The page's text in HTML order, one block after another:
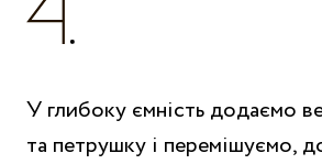
У глибоку ємність додаємо
та петрушку і перемішуємо,